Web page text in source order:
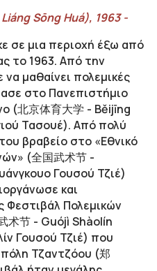
Liáng Sōng Huá), 1963 -
σε μια περιοχή έξω από
το 1963. Από την
να μαθαίνει πολεμικές
στο Πανεπιστήμιο
(北京体育大学 - Běijīng
Τασουέ). Από πολύ
βραβείο στο «Εθνικό
(全国武术节 -
Γουσού Τζιέ)
και
Φεστιβάλ Πολεμικών
术节 - Guójì Shàolín
Γουσού Τζιέ) που
Τζαντζόου (郑